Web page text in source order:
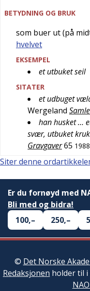
BETYDNING OG BRUK
som buer ut (på
hvelvet
EKSEMPEL
et utbuket seil
SITATER
et udbuget
Wergeland
han husket …
svær, utbuket
Gravgaver65 1988
Siter denne
Er du fornøyd med
Bli med og bidra!
100,–
250,–
© Det Norske
Redaksjonen holder til i